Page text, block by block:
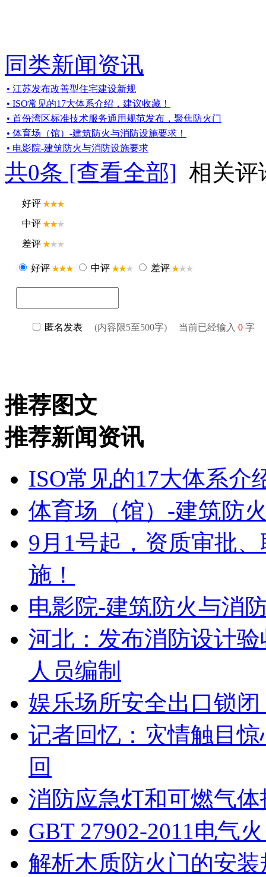
同类新闻资讯
• 江苏发布改善型住宅建设新规
• ISO常见的17大体系介绍，建议收藏！
• 首份湾区标准技术服务通用规范发布，聚焦防火门
• 体育场（馆）-建筑防火与消防设施要求！
• 电影院-建筑防火与消防设施要求
共0条 [查看全部] 相关评
推荐图文
推荐新闻资讯
ISO常见的17大体系介
体育场（馆）-建筑防
9月1号起，资质审批
施！
电影院-建筑防火与消
河北：发布消防设计
人员编制
娱乐场所安全出口锁
记者回忆：灾情触目
回
消防应急灯和可燃气
GBT 27902-2011电气
解析木质防火门的安装